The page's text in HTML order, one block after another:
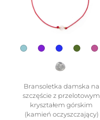
Bransoletka damska na
szczęście z przelotowym
kryształem górskim
(kamień oczyszczający)